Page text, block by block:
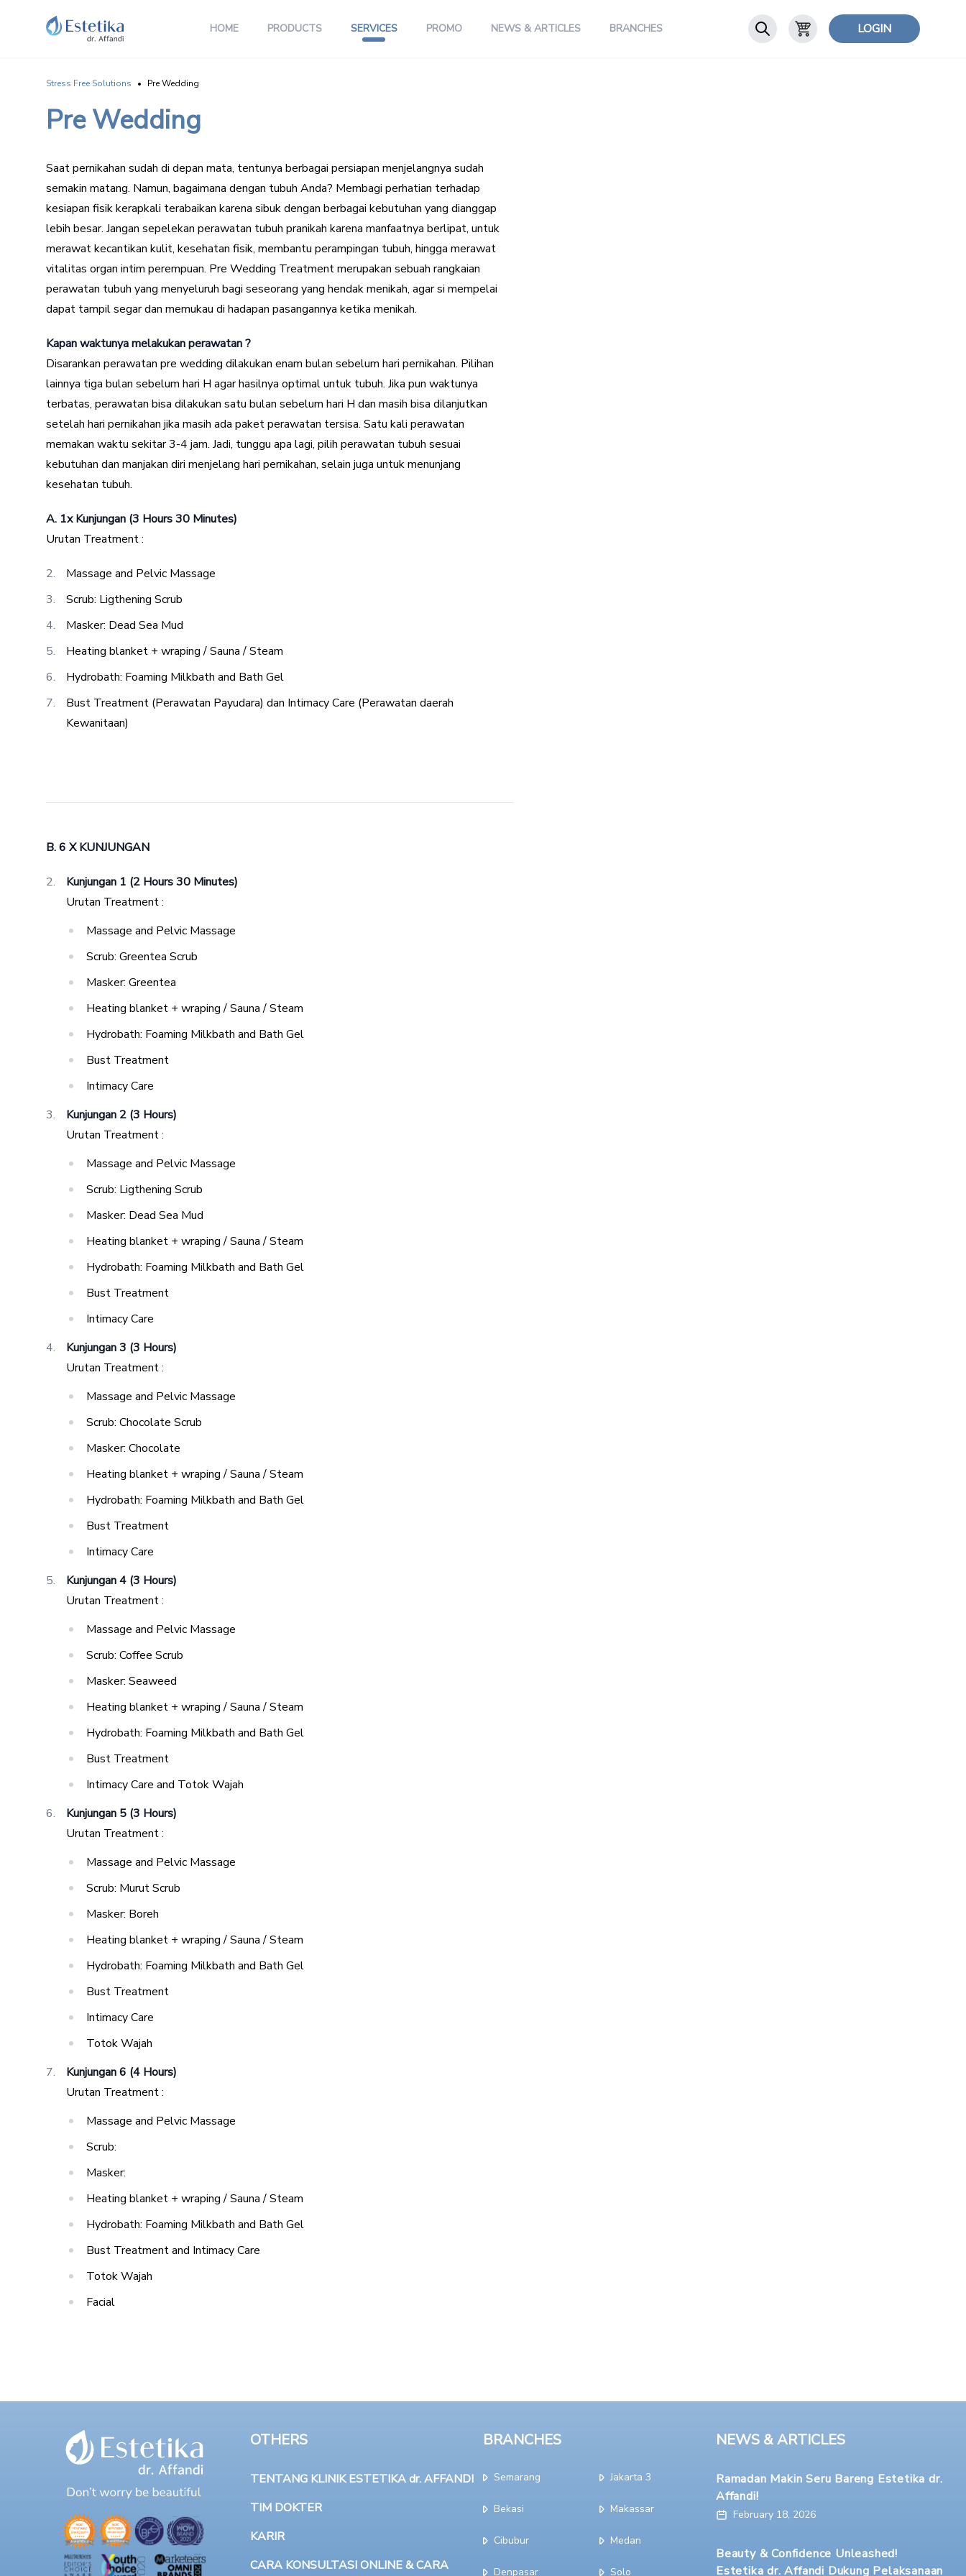
HOME PRODUCTS SERVICES PROMO NEWS & ARTICLES BRANCHES LOGIN
Stress Free Solutions • Pre Wedding
Pre Wedding
Saat pernikahan sudah di depan mata, tentunya berbagai persiapan menjelangnya sudah
semakin matang. Namun, bagaimana dengan tubuh Anda? Membagi perhatian terhadap
kesiapan fisik kerapkali terabaikan karena sibuk dengan berbagai kebutuhan yang dianggap
lebih besar. Jangan sepelekan perawatan tubuh pranikah karena manfaatnya berlipat, untuk
merawat kecantikan kulit, kesehatan fisik, membantu perampingan tubuh, hingga merawat
vitalitas organ intim perempuan. Pre Wedding Treatment merupakan sebuah rangkaian
perawatan tubuh yang menyeluruh bagi seseorang yang hendak menikah, agar si mempelai
dapat tampil segar dan memukau di hadapan pasangannya ketika menikah.
Kapan waktunya melakukan perawatan ?
Disarankan perawatan pre wedding dilakukan enam bulan sebelum hari pernikahan. Pilihan
lainnya tiga bulan sebelum hari H agar hasilnya optimal untuk tubuh. Jika pun waktunya
terbatas, perawatan bisa dilakukan satu bulan sebelum hari H dan masih bisa dilanjutkan
setelah hari pernikahan jika masih ada paket perawatan tersisa. Satu kali perawatan
memakan waktu sekitar 3-4 jam. Jadi, tunggu apa lagi, pilih perawatan tubuh sesuai
kebutuhan dan manjakan diri menjelang hari pernikahan, selain juga untuk menunjang
kesehatan tubuh.
A. 1x Kunjungan (3 Hours 30 Minutes)
Urutan Treatment :
Massage and Pelvic Massage
Scrub: Ligthening Scrub
Masker: Dead Sea Mud
Heating blanket + wraping / Sauna / Steam
Hydrobath: Foaming Milkbath and Bath Gel
Bust Treatment (Perawatan Payudara) dan Intimacy Care (Perawatan daerah
Kewanitaan)
B. 6 X KUNJUNGAN
Kunjungan 1 (2 Hours 30 Minutes)
Urutan Treatment :
Massage and Pelvic Massage
Scrub: Greentea Scrub
Masker: Greentea
Heating blanket + wraping / Sauna / Steam
Hydrobath: Foaming Milkbath and Bath Gel
Bust Treatment
Intimacy Care
Kunjungan 2 (3 Hours)
Urutan Treatment :
Massage and Pelvic Massage
Scrub: Ligthening Scrub
Masker: Dead Sea Mud
Heating blanket + wraping / Sauna / Steam
Hydrobath: Foaming Milkbath and Bath Gel
Bust Treatment
Intimacy Care
Kunjungan 3 (3 Hours)
Urutan Treatment :
Massage and Pelvic Massage
Scrub: Chocolate Scrub
Masker: Chocolate
Heating blanket + wraping / Sauna / Steam
Hydrobath: Foaming Milkbath and Bath Gel
Bust Treatment
Intimacy Care
Kunjungan 4 (3 Hours)
Urutan Treatment :
Massage and Pelvic Massage
Scrub: Coffee Scrub
Masker: Seaweed
Heating blanket + wraping / Sauna / Steam
Hydrobath: Foaming Milkbath and Bath Gel
Bust Treatment
Intimacy Care and Totok Wajah
Kunjungan 5 (3 Hours)
Urutan Treatment :
Massage and Pelvic Massage
Scrub: Murut Scrub
Masker: Boreh
Heating blanket + wraping / Sauna / Steam
Hydrobath: Foaming Milkbath and Bath Gel
Bust Treatment
Intimacy Care
Totok Wajah
Kunjungan 6 (4 Hours)
Urutan Treatment :
Massage and Pelvic Massage
Scrub:
Masker:
Heating blanket + wraping / Sauna / Steam
Hydrobath: Foaming Milkbath and Bath Gel
Bust Treatment and Intimacy Care
Totok Wajah
Facial
OTHERS
TENTANG KLINIK ESTETIKA dr. AFFANDI
TIM DOKTER
KARIR
CARA KONSULTASI ONLINE & CARA
BRANCHES
Semarang
Bekasi
Cibubur
Denpasar
Jakarta 3
Makassar
Medan
Solo
NEWS & ARTICLES
Ramadan Makin Seru Bareng Estetika dr.
Affandi!
February 18, 2026
Beauty & Confidence Unleashed!
Estetika dr. Affandi Dukung Pelaksanaan